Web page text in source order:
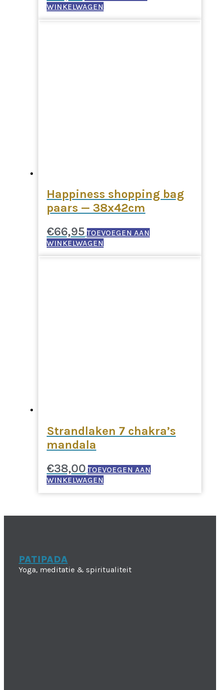
WINKELWAGEN
Happiness shopping bag
paars — 38x42cm
€66,95 TOEVOEGEN AAN
WINKELWAGEN
Strandlaken 7 chakra’s
mandala
€38,00 TOEVOEGEN AAN
WINKELWAGEN
PATIPADA
Yoga, meditatie & spiritualiteit